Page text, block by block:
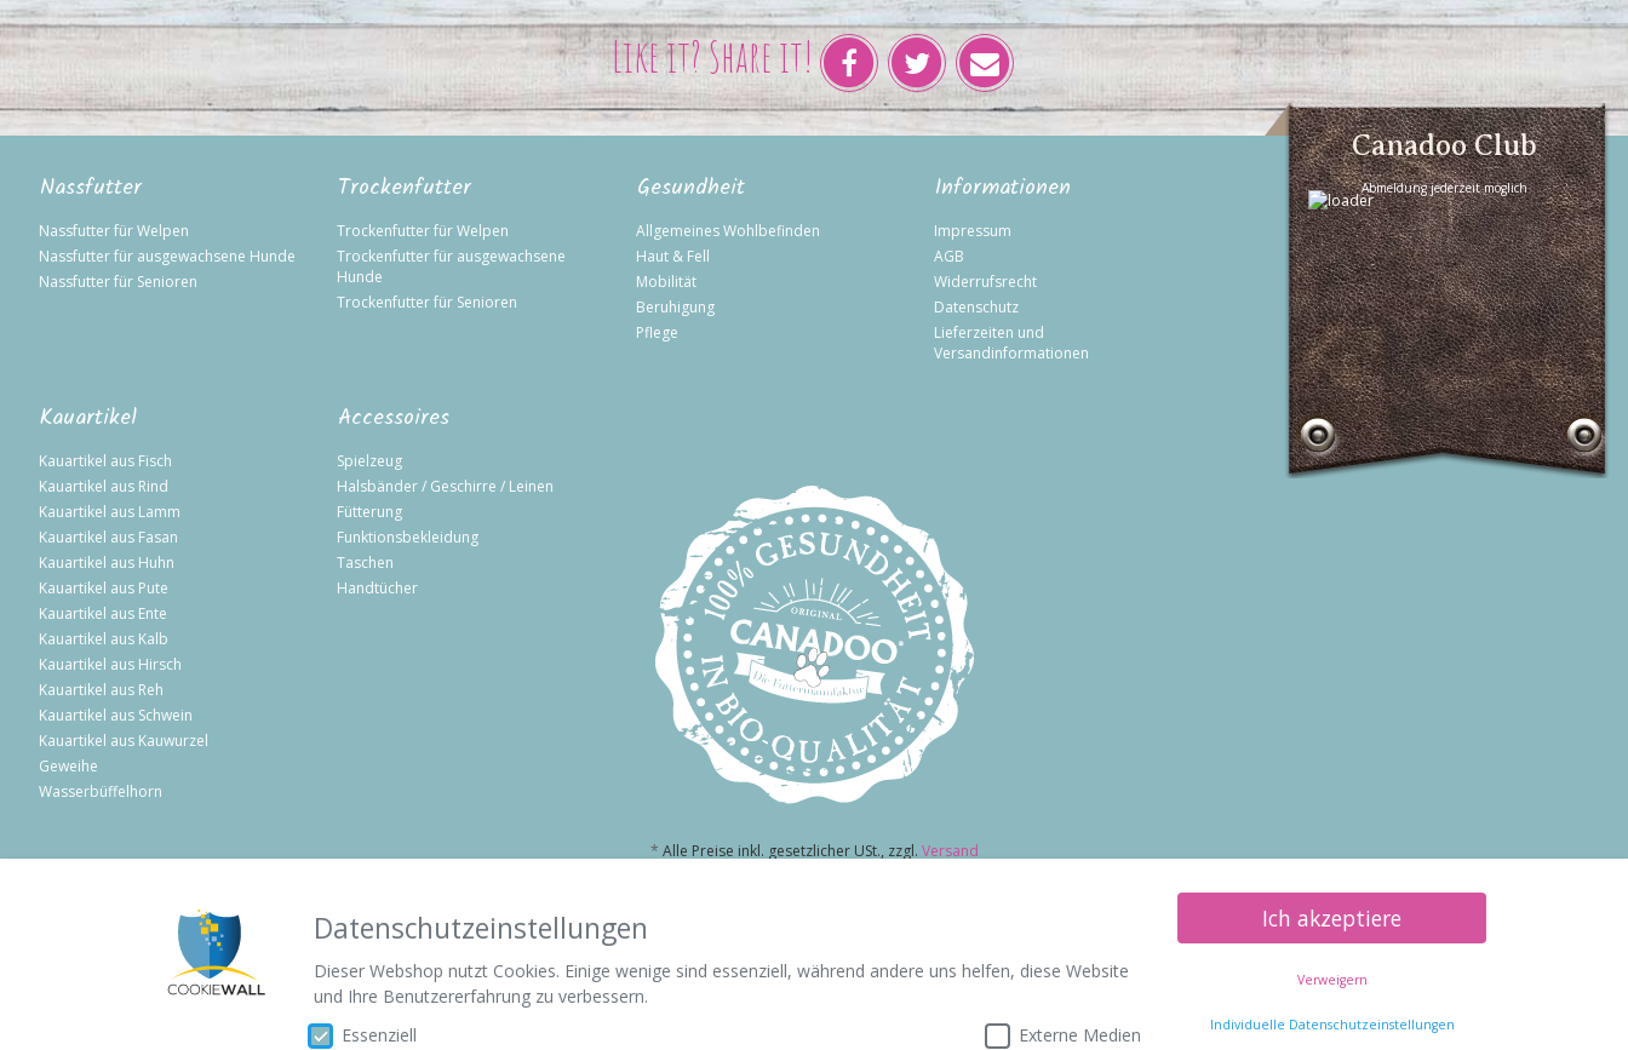
Like it? Share it!
Nassfutter
Nassfutter für Welpen
Nassfutter für ausgewachsene Hunde
Nassfutter für Senioren
Trockenfutter
Trockenfutter für Welpen
Trockenfutter für ausgewachsene
Hunde
Trockenfutter für Senioren
Gesundheit
Allgemeines Wohlbefinden
Haut & Fell
Mobilität
Beruhigung
Pflege
Informationen
Impressum
AGB
Widerrufsrecht
Datenschutz
Lieferzeiten und
Versandinformationen
Kauartikel
Kauartikel aus Fisch
Kauartikel aus Rind
Kauartikel aus Lamm
Kauartikel aus Fasan
Kauartikel aus Huhn
Kauartikel aus Pute
Kauartikel aus Ente
Kauartikel aus Kalb
Kauartikel aus Hirsch
Kauartikel aus Reh
Kauartikel aus Schwein
Kauartikel aus Kauwurzel
Geweihe
Wasserbüffelhorn
Accessoires
Spielzeug
Halsbänder / Geschirre / Leinen
Fütterung
Funktionsbekleidung
Taschen
Handtücher
Canadoo Club
Abmeldung jederzeit möglich
* Alle Preise inkl. gesetzlicher USt., zzgl. Versand
Flexibel Bezahlen
Datenschutzeinstellungen
Dieser Webshop nutzt Cookies. Einige wenige sind essenziell, während andere uns helfen, diese Website
und Ihre Benutzererfahrung zu verbessern.
Essenziell
Externe Medien
Ich akzeptiere
Verweigern
Individuelle Datenschutzeinstellungen